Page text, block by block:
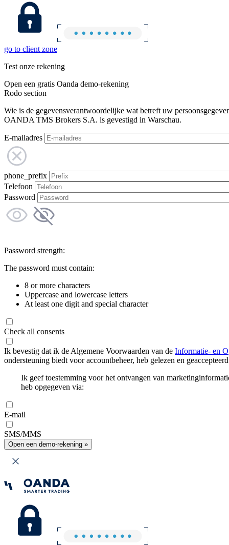
go to client zone
Test onze rekening
Open een gratis Oanda demo-rekening
Rodo section
Wie is de gegevensverantwoordelijke wat betreft uw
OANDA TMS Brokers S.A. is gevestigd in Warschau.
E-mailadres
phone_prefix
Telefoon
Password
Password strength:
The password must contain:
8 or more characters
Uppercase and lowercase letters
At least one digit and special character
Check all consents
Ik bevestig dat ik de Algemene Voorwaarden van de Informatie- en
ondersteuning biedt voor accountbeheer, heb gelezen en
Ik geef toestemming voor het ontvangen van
heb opgegeven via:
E-mail
SMS/MMS
Open een demo-rekening »